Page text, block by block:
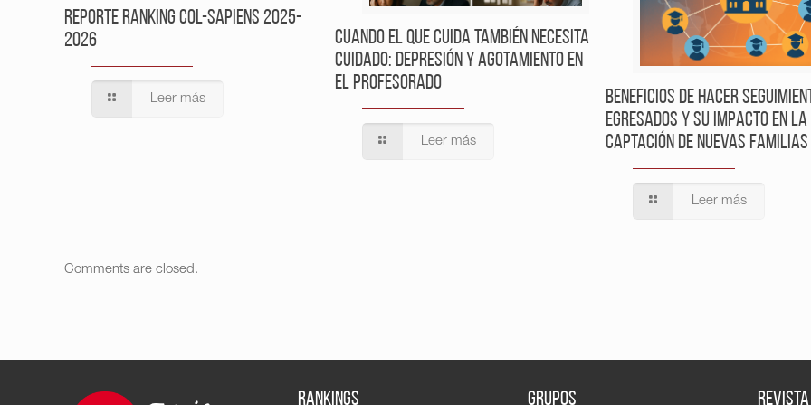
Reporte Ranking Col-Sapiens 2025-
2026
Leer más
Cuando el que cuida también necesita
cuidado: depresión y agotamiento en
el profesorado
Leer más
Beneficios de hacer
egresados y su impacto en la
captación de nuevas familias
Leer más
Comments are closed.
RANKINGS GRUPOS REVISTA